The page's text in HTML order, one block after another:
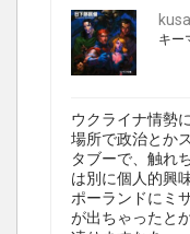
キー
ウクライナ情勢
場所で政治とか
タブーで、触れ
は別に個人的興
ポーランドにミ
が出ちゃったと